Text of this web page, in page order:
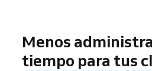
Menos
tiempo para tus